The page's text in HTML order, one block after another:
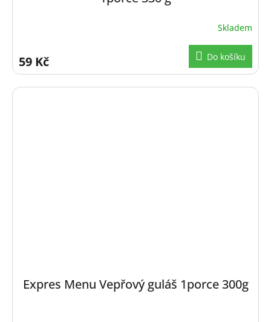
Skladem
59 Kč Do košíku
Expres Menu Vepřový guláš 1porce 300g